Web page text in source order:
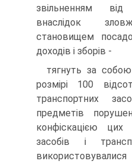
звільненням
внаслідок
становищем
доходів і зборів -
тягнуть за
розмірі 100
транспортних
предметів
конфіскацією цих
засобів і